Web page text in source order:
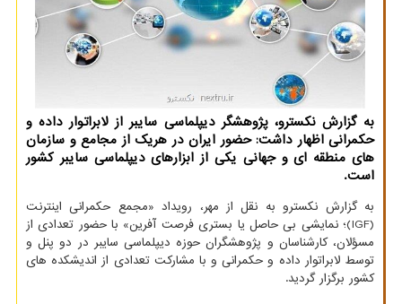
به گزارش نکسترو، پژوهشگر دیپلماسی سایبر از لابراتوار داده و
حکمرانی اظهار داشت: حضور ایران در هریک از مجامع و سازمان
های منطقه ای و جهانی یکی از ابزارهای دیپلماسی سایبر کشور
است.
به گزارش نکسترو به نقل از مهر، رویداد «مجمع حکمرانی اینترنت
(IGF)؛ نمایشی بی حاصل یا بستری فرصت آفرین» با حضور تعدادی از
مسؤلان، کارشناسان و پژوهشگران حوزه دیپلماسی سایبر در دو پنل و
توسط لابراتوار داده و حکمرانی و با مشارکت تعدادی از اندیشکده های
کشور برگزار گردید.